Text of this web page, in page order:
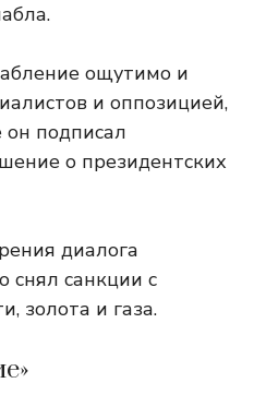
ощутимо и
и оппозицией,
он подписал
о президентских
диалога
снял санкции с
золота и газа.